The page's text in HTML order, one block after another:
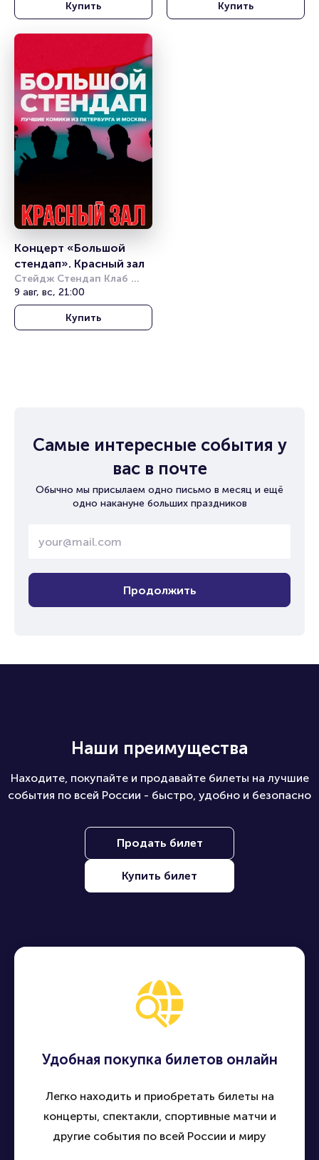
Купить Купить
Концерт «Большой
стендап». Красный зал
Стейдж Стендап Клаб
(Stage StandUp Club)
9 авг, вс, 21:00
Купить
Самые интересные события у
вас в почте
Обычно мы присылаем одно письмо в месяц и ещё
одно накануне больших праздников
Продолжить
Наши преимущества
Находите, покупайте и продавайте билеты на лучшие
события по всей России - быстро, удобно и безопасно
Продать билет
Купить билет
Удобная покупка билетов онлайн
Легко находить и приобретать билеты на
концерты, спектакли, спортивные матчи и
другие события по всей России и миру